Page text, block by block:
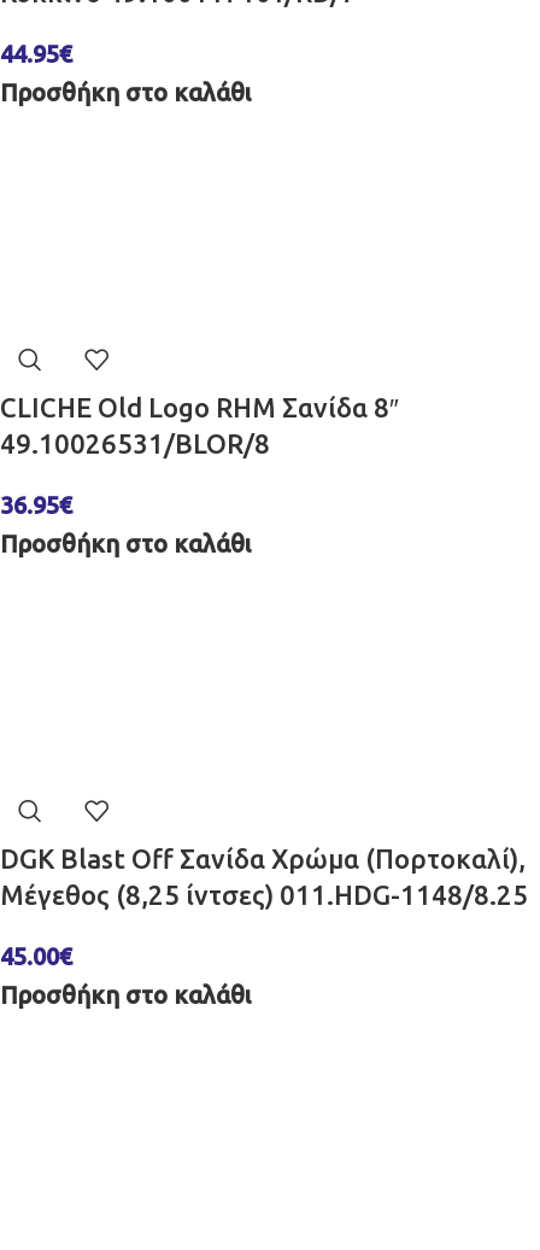
44.95€
Προσθήκη στο καλάθι
CLICHE Old Logo RHM Σανίδα 8″
49.10026531/BLOR/8
36.95€
Προσθήκη στο καλάθι
DGK Blast Off Σανίδα Χρώμα (Πορτοκαλί),
Μέγεθος (8,25 ίντσες) 011.HDG-1148/8.25
45.00€
Προσθήκη στο καλάθι